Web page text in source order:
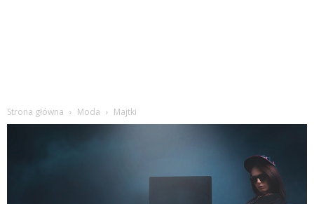
Strona główna Moda Majtki